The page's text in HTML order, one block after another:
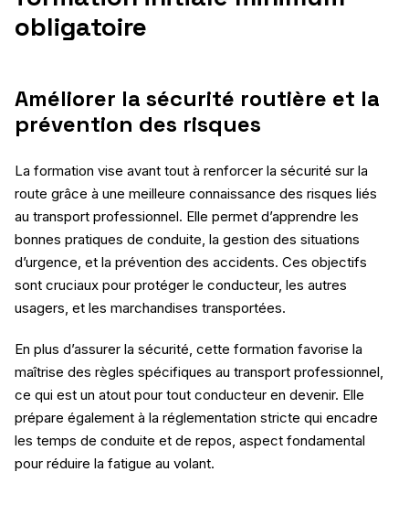
obligatoire
Améliorer la sécurité routière et la
prévention des risques
La formation vise avant tout à renforcer la sécurité sur la
route grâce à une meilleure connaissance des risques liés
au transport professionnel. Elle permet d’apprendre les
bonnes pratiques de conduite, la gestion des situations
d’urgence, et la prévention des accidents. Ces objectifs
sont cruciaux pour protéger le conducteur, les autres
usagers, et les marchandises transportées.
En plus d’assurer la sécurité, cette formation favorise la
maîtrise des règles spécifiques au transport professionnel,
ce qui est un atout pour tout conducteur en devenir. Elle
prépare également à la réglementation stricte qui encadre
les temps de conduite et de repos, aspect fondamental
pour réduire la fatigue au volant.